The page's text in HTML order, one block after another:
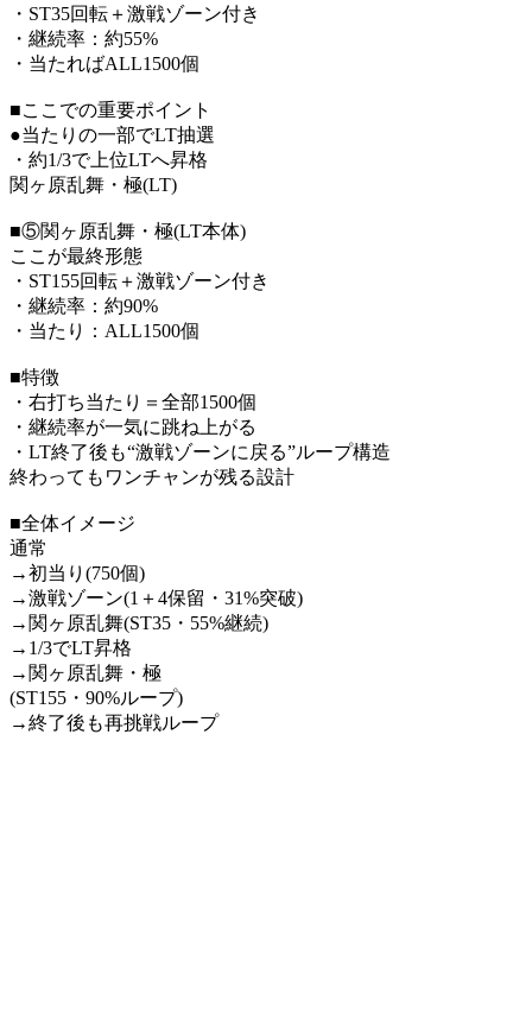
・ST35回転＋激戦ゾーン付き
・継続率：約55%
・当たればALL1500個
■ここでの重要ポイント
●当たりの一部でLT抽選
・約1/3で上位LTへ昇格
関ヶ原乱舞・極(LT)
■⑤関ヶ原乱舞・極(LT本体)
ここが最終形態
・ST155回転＋激戦ゾーン付き
・継続率：約90%
・当たり：ALL1500個
■特徴
・右打ち当たり＝全部1500個
・継続率が一気に跳ね上がる
・LT終了後も“激戦ゾーンに戻る”ループ構造
終わってもワンチャンが残る設計
■全体イメージ
通常
→初当り(750個)
→激戦ゾーン(1＋4保留・31%突破)
→関ヶ原乱舞(ST35・55%継続)
→1/3でLT昇格
→関ヶ原乱舞・極
(ST155・90%ループ)
→終了後も再挑戦ループ